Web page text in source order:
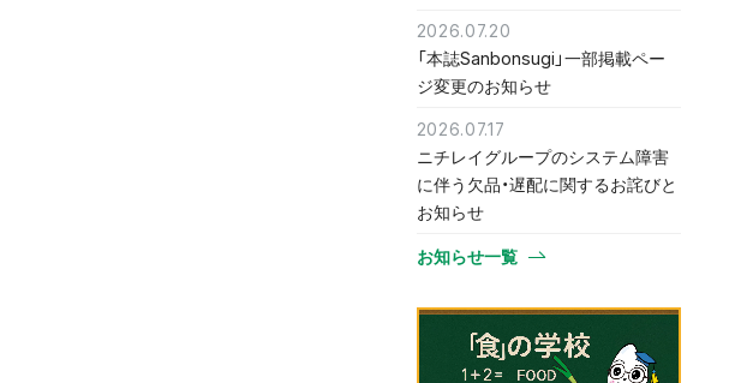
2026.07.20
「本誌Sanbonsugi」一部掲載ペー
ジ変更のお知らせ
2026.07.17
ニチレイグループのシステム障害
に伴う欠品・遅配に関するお詫びと
お知らせ
お知らせ一覧